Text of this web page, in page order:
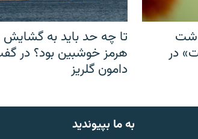
در
تا چه حد باید به گشایش
هرمز خوشبین بود؟ در
دامون گلریز
به ما بپیوندید